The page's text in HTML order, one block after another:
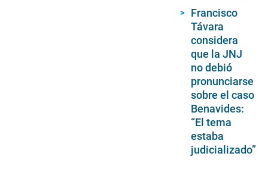
Francisco
Távara
considera
que la JNJ
no debió
pronunciarse
sobre el caso
Benavides:
“El tema
estaba
judicializado”